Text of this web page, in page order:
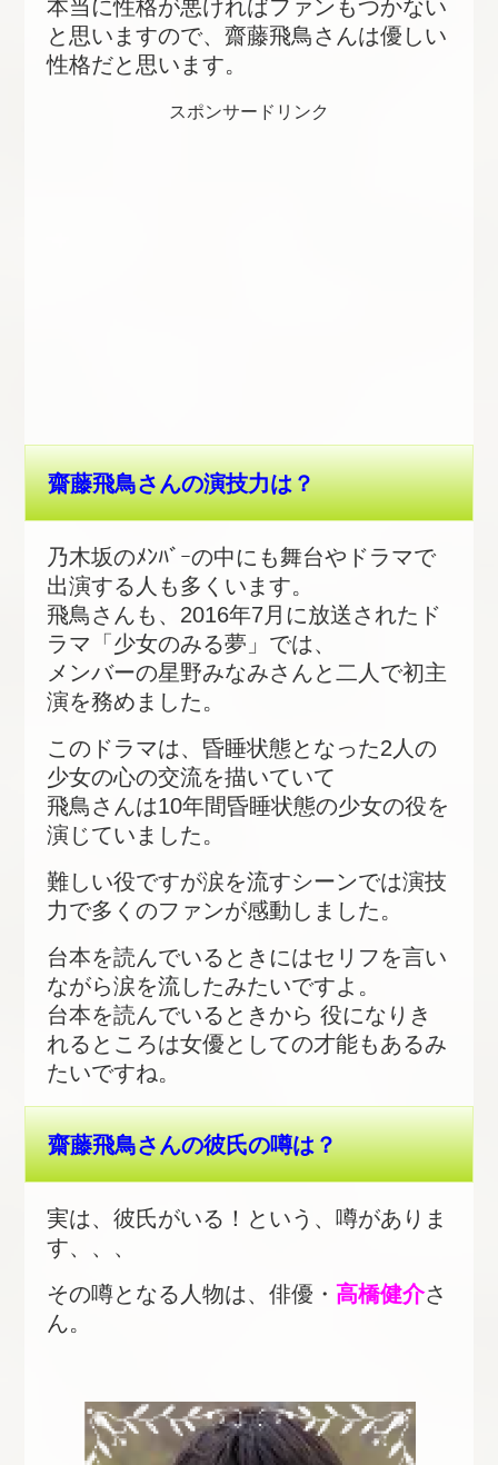
本当に性格が悪ければファンもつかない
と思いますので、齋藤飛鳥さんは優しい
性格だと思います。
スポンサードリンク
齋藤飛鳥さんの演技力は？
乃木坂のﾒﾝﾊﾞｰの中にも舞台やドラマで
出演する人も多くいます。
飛鳥さんも、2016年7月に放送されたド
ラマ「少女のみる夢」では、
メンバーの星野みなみさんと二人で初主
演を務めました。
このドラマは、昏睡状態となった2人の
少女の心の交流を描いていて
飛鳥さんは10年間昏睡状態の少女の役を
演じていました。
難しい役ですが涙を流すシーンでは演技
力で多くのファンが感動しました。
台本を読んでいるときにはセリフを言い
ながら涙を流したみたいですよ。
台本を読んでいるときから 役になりき
れるところは女優としての才能もあるみ
たいですね。
齋藤飛鳥さんの彼氏の噂は？
実は、彼氏がいる！という、噂がありま
す、、、
その噂となる人物は、俳優・高橋健介さ
ん。